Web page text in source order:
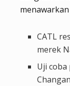
CATL
merek
Uji